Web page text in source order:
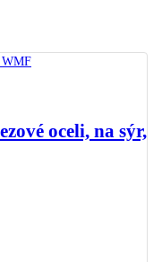
oceli, na sýr,